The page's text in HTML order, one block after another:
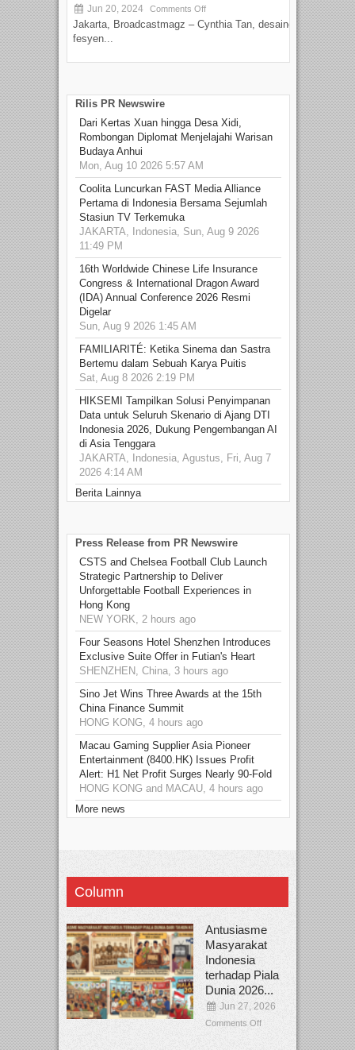
Jun 20, 2024 Comments Off
Jakarta, Broadcastmagz – Cynthia Tan, desainer
fesyen...
Rilis PR Newswire
Dari Kertas Xuan hingga Desa Xidi,
Rombongan Diplomat Menjelajahi Warisan
Budaya Anhui
Mon, Aug 10 2026 5:57 AM
Coolita Luncurkan FAST Media Alliance
Pertama di Indonesia Bersama Sejumlah
Stasiun TV Terkemuka
JAKARTA, Indonesia, Sun, Aug 9 2026
11:49 PM
16th Worldwide Chinese Life Insurance
Congress & International Dragon Award
(IDA) Annual Conference 2026 Resmi
Digelar
Sun, Aug 9 2026 1:45 AM
FAMILIARITÉ: Ketika Sinema dan Sastra
Bertemu dalam Sebuah Karya Puitis
Sat, Aug 8 2026 2:19 PM
HIKSEMI Tampilkan Solusi Penyimpanan
Data untuk Seluruh Skenario di Ajang DTI
Indonesia 2026, Dukung Pengembangan AI
di Asia Tenggara
JAKARTA, Indonesia, Agustus, Fri, Aug 7
2026 4:14 AM
Berita Lainnya
Press Release from PR Newswire
CSTS and Chelsea Football Club Launch
Strategic Partnership to Deliver
Unforgettable Football Experiences in
Hong Kong
NEW YORK, 2 hours ago
Four Seasons Hotel Shenzhen Introduces
Exclusive Suite Offer in Futian's Heart
SHENZHEN, China, 3 hours ago
Sino Jet Wins Three Awards at the 15th
China Finance Summit
HONG KONG, 4 hours ago
Macau Gaming Supplier Asia Pioneer
Entertainment (8400.HK) Issues Profit
Alert: H1 Net Profit Surges Nearly 90-Fold
HONG KONG and MACAU, 4 hours ago
More news
Column
Antusiasme
Masyarakat
Indonesia
terhadap Piala
Dunia 2026...
Jun 27, 2026
Comments Off